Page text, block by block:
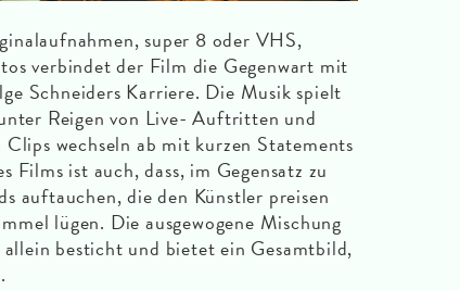
super 8 oder VHS,
verbindet der Film die Gegenwart mit
Schneiders Karriere. Die Musik spielt
Reigen von Live- Auftritten und
wechseln ab mit kurzen Statements
Films ist auch, dass, im Gegensatz zu
auftauchen, die den Künstler preisen
lügen. Die ausgewogene Mischung
besticht und bietet ein Gesamtbild,